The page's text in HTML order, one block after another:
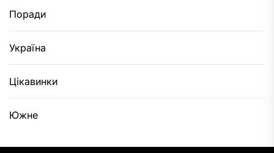
Поради
Україна
Цікавинки
Южне